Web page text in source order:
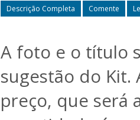
Descrição Completa Comente
A foto e o título
sugestão do Kit.
preço, que será